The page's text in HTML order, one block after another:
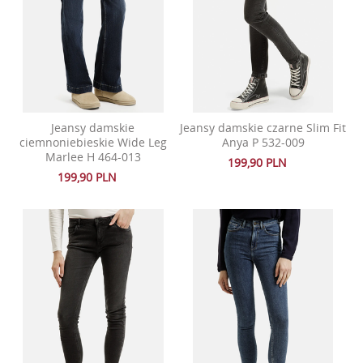
Jeansy damskie
ciemnoniebieskie Wide Leg
Marlee H 464-013
199,90 PLN
Jeansy damskie czarne Slim Fit
Anya P 532-009
199,90 PLN